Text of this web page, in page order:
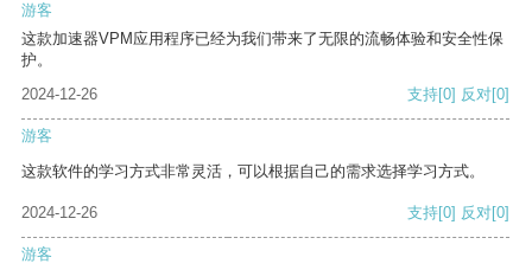
游客
这款加速器VPM应用程序已经为我们带来了无限的流畅体验和安全性保
护。
2024-12-26
支持[0] 反对[0]
游客
这款软件的学习方式非常灵活，可以根据自己的需求选择学习方式。
2024-12-26 支持[0] 反对[0]
游客